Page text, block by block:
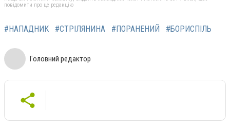
повідомити про це редакцію
#НАПАДНИК #СТРІЛЯНИНА #ПОРАНЕНИЙ #БОРИСПІЛЬ
Головний редактор